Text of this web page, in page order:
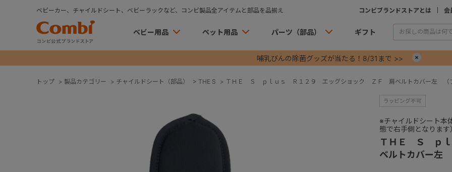
ベビーカー、チャイルドシート、ベビーラックなど、コンビ製品全アイテムと部品を品揃え コンビブランドストアとは 会
ベビー用品 ペット用品 パーツ（部品） ギフト
哺乳びんの除菌グッズが当たる！8/31まで >>
トップ > 製品カテゴリー > チャイルドシート（部品） > THE S > ＴＨＥ Ｓ ｐｌｕｓ Ｒ１２９ エッグショック ＺＦ 肩ベルトカバー左 （ブ
※チャイルドシート本
態で右手側となります
ＴＨＥ Ｓ ｐ
ベルトカバー左